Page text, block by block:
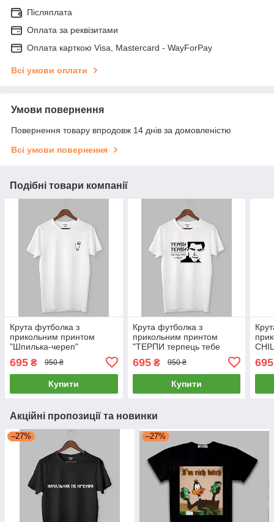
Післяплата
Оплата за реквізитами
Оплата карткою Visa, Mastercard - WayForPay
Всі умови оплати
Умови повернення
Повернення товару впродовж 14 днів за домовленістю
Всі умови повернення
Подібні товари компанії
Крута футболка з
прикольним принтом
"Шпилька-череп"
695 ₴ 950 ₴
Купити
Крута футболка з
прикольним принтом
"ТЕРПИ терпець тебе
695₴ 950 ₴
Купити
695
Акційні пропозиції та новинки
–27% –27%